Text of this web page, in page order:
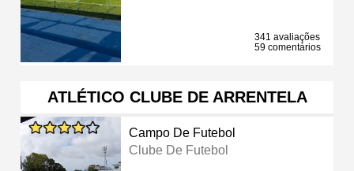
341 avaliações
59 comentários
ATLÉTICO CLUBE DE ARRENTELA
Campo De Futebol
Clube De Futebol